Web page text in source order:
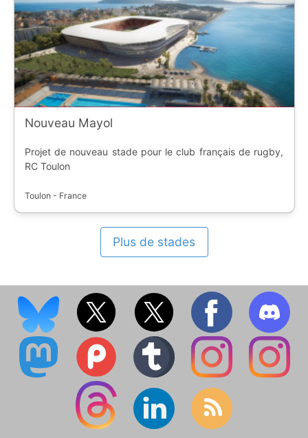
Nouveau Mayol
Projet de nouveau stade pour le club français de rugby,
RC Toulon
Toulon - France
Plus de stades